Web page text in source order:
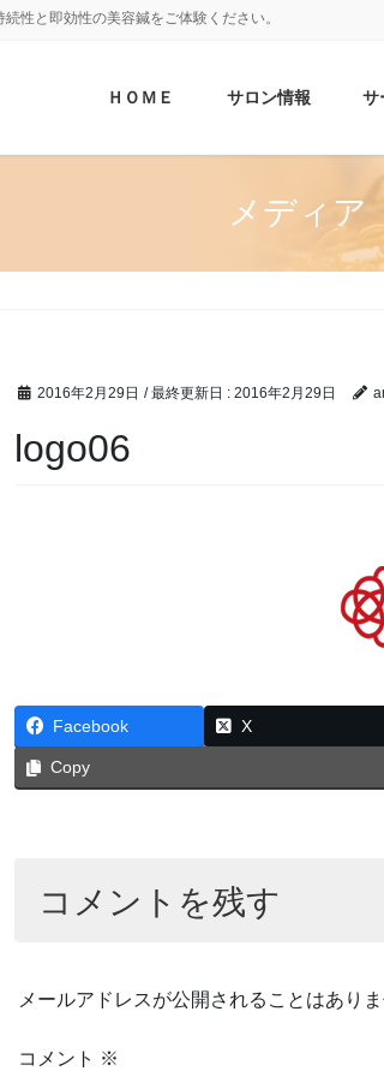
性と即効性の美容鍼をご体験ください。
ＨＯＭＥ サロン情報 サ
メディア
2016年2月29日 / 最終更新日 :2016年2月29日
logo06
Facebook X
Copy
コメントを残す
メールアドレスが公開されることはありま
コメント ※